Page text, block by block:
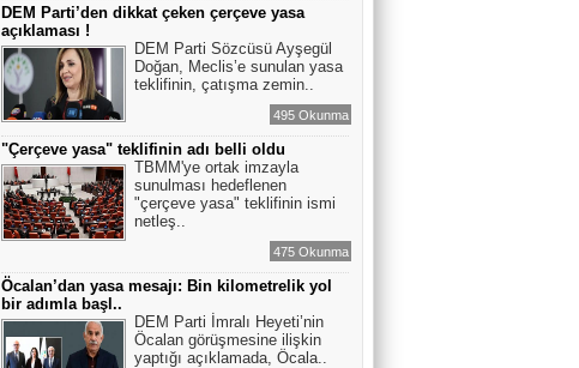
DEM Parti’den dikkat çeken çerçeve yasa
açıklaması !
DEM Parti Sözcüsü Ayşegül
Doğan, Meclis’e sunulan yasa
teklifinin, çatışma zemin..
495 Okunma
"Çerçeve yasa" teklifinin adı belli oldu
TBMM'ye ortak imzayla
sunulması hedeflenen
"çerçeve yasa" teklifinin ismi
netleş..
475 Okunma
Öcalan’dan yasa mesajı: Bin kilometrelik yol
bir adımla başl..
DEM Parti İmralı Heyeti’nin
Öcalan görüşmesine ilişkin
yaptığı açıklamada, Öcala..